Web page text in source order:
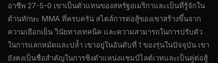
อาชีพ 27-5-0 เขาเป็นตัวแทนของสหรัฐอเมริกาและเป็นที่รู้จักใน
ด้านทักษะ MMA ที่ครบครัน สไตล์การต่อสู้ของเขาสร้างขึ้นจาก
ความเยือกเย็น วินัยทางเทคนิค และความสามารถในการปรับตัว
ในการแลกหมัดและปล้ำ เขาอยู่ในอันดับที่ 1 ของรุ่นในปัจจุบัน เขา
ยังคงเป็นชื่อสำคัญในการชิงตำแหน่งแชมป์ไลต์เวทและเป็นคู่ต่อสู้